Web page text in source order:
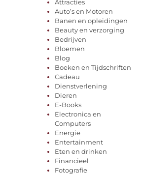
Attracties
Auto’s en Motoren
Banen en opleidingen
Beauty en verzorging
Bedrijven
Bloemen
Blog
Boeken en Tijdschriften
Cadeau
Dienstverlening
Dieren
E-Books
Electronica en
Computers
Energie
Entertainment
Eten en drinken
Financieel
Fotografie